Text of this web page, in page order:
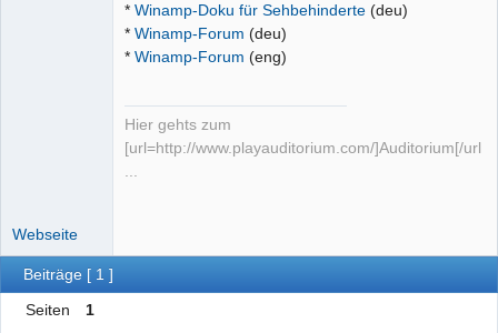
* Winamp-Doku für Sehbehinderte (deu)
* Winamp-Forum (deu)
* Winamp-Forum (eng)
Hier gehts zum
[url=http://www.playauditorium.com/]Auditorium[/url]
...
Webseite
Beiträge [ 1 ]
Seiten
1